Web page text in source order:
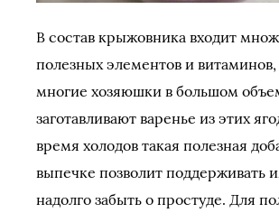
В состав крыжовника входит
полезных элементов и
многие хозяюшки в большом
заготавливают варенье из этих
время холодов такая полезная
выпечке позволит поддерживать
надолго забыть о простуде. Для